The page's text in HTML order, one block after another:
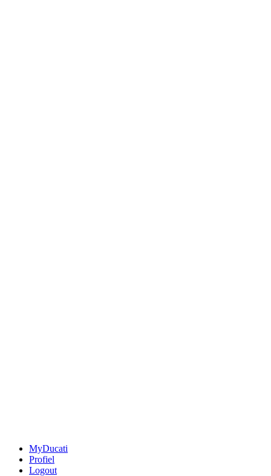
MyDucati
Profiel
Logout